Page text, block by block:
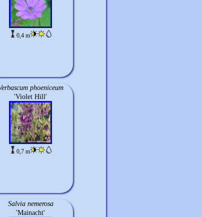
0,4 m
phoeniceum
'Violet Hill'
0,7 m
Salvia nemerosa
'Mainacht'